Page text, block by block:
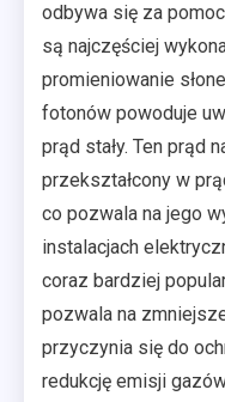
odbywa się za
są najczęściej
promieniowanie
fotonów powoduje
prąd stały. Ten prąd
przekształcony w
co pozwala na jego
instalacjach
coraz bardziej
pozwala na
przyczynia się do
redukcję emisji